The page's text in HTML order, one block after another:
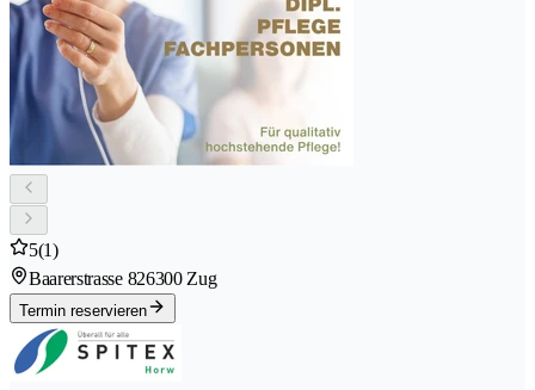
5(1)
Baarerstrasse 826300 Zug
Termin reservieren